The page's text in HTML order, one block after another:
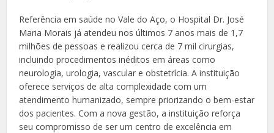
Referência em saúde no Vale do Aço, o Hospital Dr. José
Maria Morais já atendeu nos últimos 7 anos mais de 1,7
milhões de pessoas e realizou cerca de 7 mil cirurgias,
incluindo procedimentos inéditos em áreas como
neurologia, urologia, vascular e obstetrícia. A instituição
oferece serviços de alta complexidade com um
atendimento humanizado, sempre priorizando o bem-estar
dos pacientes. Com a nova gestão, a instituição reforça
seu compromisso de ser um centro de excelência em